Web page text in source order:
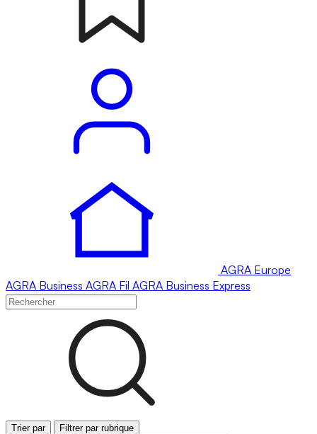
AGRA Europe
AGRA Business AGRA Fil AGRA Business Express
Trier par Filtrer par rubrique